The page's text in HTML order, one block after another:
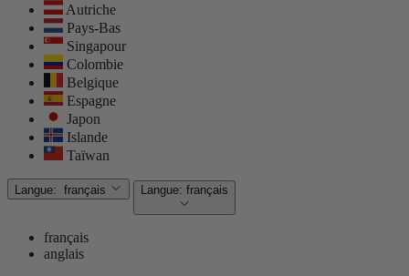
Autriche
Pays-Bas
Singapour
Colombie
Belgique
Espagne
Japon
Islande
Taïwan
Langue: français Langue: français
français
anglais